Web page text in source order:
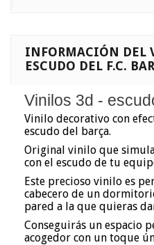
INFORMACIÓN DEL
ESCUDO DEL F.C.
Vinilos 3d -
Vinilo decorativo con
escudo del barça.
Original vinilo que
con el escudo de tu
Este precioso vinilo es
cabecero de un
pared a la que quieras
Conseguirás un espacio
acogedor con un toque